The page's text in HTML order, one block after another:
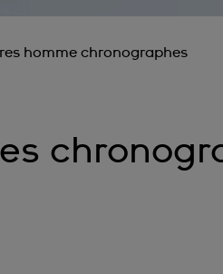
homme chronographes